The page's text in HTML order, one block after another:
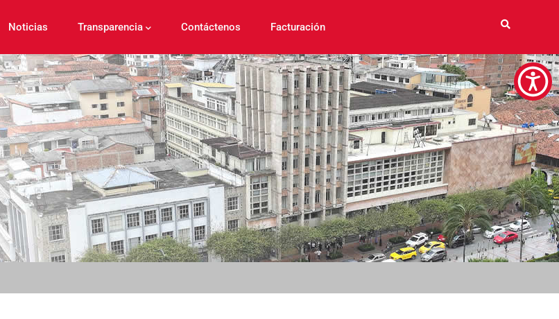
Noticias Transparencia Contáctenos Facturación